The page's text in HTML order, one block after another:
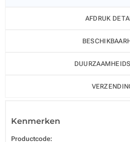
AFDRUK
Kenmerken
Productcode: